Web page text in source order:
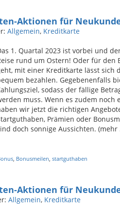
Aktionen für
Allgemein, Kreditkarte
1. Quartal 2023 ist vorbei und
rund um Ostern! Oder für den
mit einer Kreditkarte lässt sich
bezahlen. Gegebenenfalls
sodass der fällige
muss. Wenn es zudem noch
wir jetzt die richtigen
Prämien oder
doch sonnige Aussichten. (mehr
, Bonusmeilen, startguthaben
Aktionen für
Allgemein, Kreditkarte